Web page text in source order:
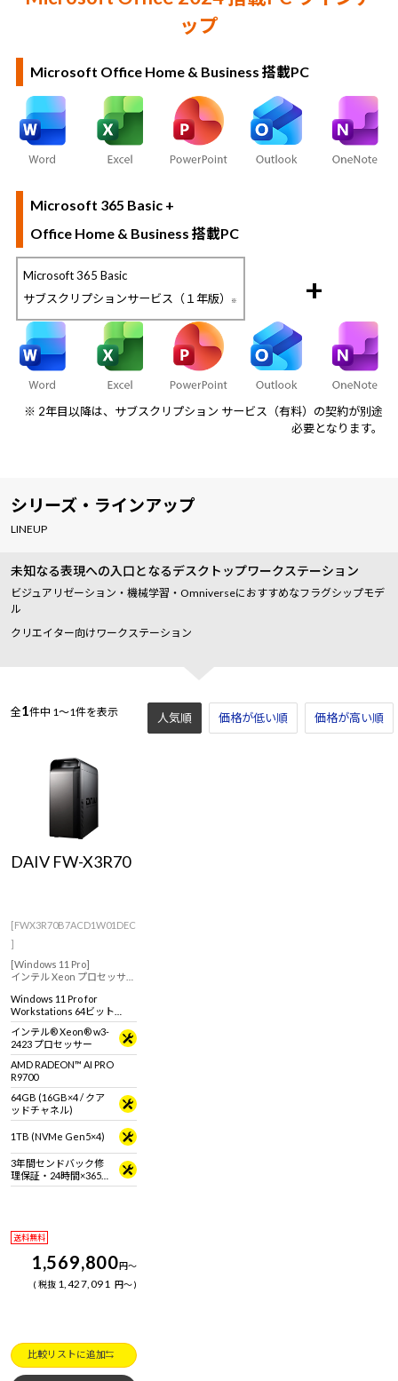
ップ
Microsoft Office Home & Business 搭載PC
Microsoft 365 Basic +
Office Home & Business 搭載PC
Microsoft 365 Basic
サブスクリプションサービス（１年版）
※ +
※ 2年目以降は、サブスクリプション サービス（有料）の契約が別途
必要となります。
シリーズ・ラインアップ
LINEUP
未知なる表現への入口となるデスクトップワークステーション
ビジュアリゼーション・機械学習・Omniverseにおすすめなフラグシップモデ
ル
クリエイター向けワークステーション
全1件中 1～1件を表示 人気順 価格が低い順 価格が高い順
DAIV FW-X3R70
[FWX3R70B7ACD1W01DEC
]
[Windows 11 Pro]
インテル Xeon プロセッサー
グラフィックス搭載、クリ
エイター向けワークステー
ション
Windows 11 Pro for
Workstations 64ビット
(DSP)
インテル® Xeon® w3-
2423 プロセッサー
AMD RADEON™ AI PRO
R9700
64GB (16GB×4 / クア
ッドチャネル)
1TB (NVMe Gen5×4)
3年間センドバック修
理保証・24時間×365
日電話サポート
送料無料
1,569,800円～
税抜 1,427,091 円～
比較リストに追加